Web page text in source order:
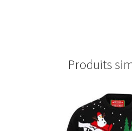
Produits